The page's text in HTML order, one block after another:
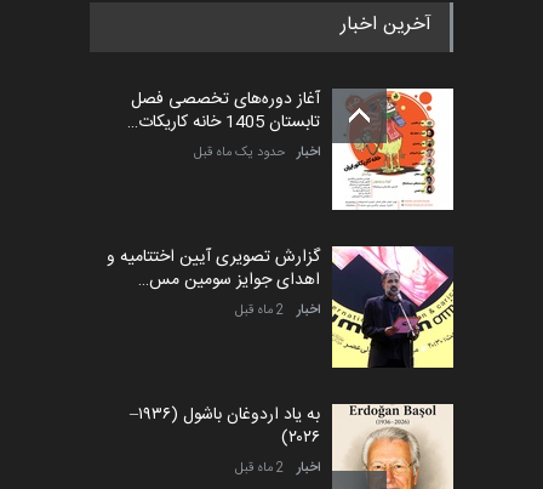
بیست و هشتمین مسابقه
مهلت 6 روز دیگر
آخرین اخبار
آغاز دوره‌های تخصصی فصل
تابستان 1405 خانه کاریکات…
اخبار حدود یک ماه قبل
گزارش تصویری آیین اختتامیه و
اهدای جوایز سومین مس…
اخبار 2 ماه قبل
به یاد اردوغان باشول (۱۹۳۶–
۲۰۲۶)
اخبار 2 ماه قبل